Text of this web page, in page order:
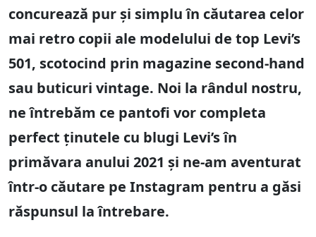
concurează pur și simplu în căutarea celor
mai retro copii ale modelului de top Levi’s
501, scotocind prin magazine second-hand
sau buticuri vintage. Noi la rândul nostru,
ne întrebăm ce pantofi vor completa
perfect ținutele cu blugi Levi’s în
primăvara anului 2021 și ne-am aventurat
într-o căutare pe Instagram pentru a găsi
răspunsul la întrebare.